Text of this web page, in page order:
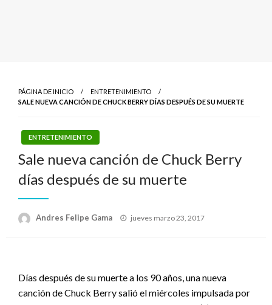
PÁGINA DE INICIO
ENTRETENIMIENTO
SALE NUEVA CANCIÓN DE CHUCK BERRY DÍAS DESPUÉS DE SU MUERTE
ENTRETENIMIENTO
Sale nueva canción de Chuck Berry
días después de su muerte
Andres Felipe Gama
Publicado
jueves marzo 23, 2017
Días después de su muerte a los 90 años, una nueva
canción de Chuck Berry salió el miércoles impulsada por